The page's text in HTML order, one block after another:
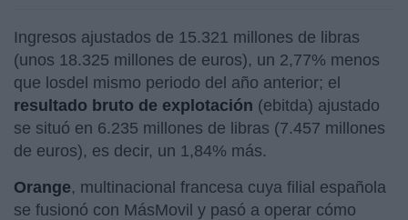
Ingresos ajustados de 15.321 millones de libras
(unos 18.325 millones de euros), un 2,77% menos
que losdel mismo periodo del año anterior; el
resultado bruto de explotación (ebitda) ajustado
se situó en 6.235 millones de libras (7.457 millones
de euros), es decir, un 1,84% más.
Orange, multinacional francesa cuya filial española
se fusionó con MásMovil y pasó a operar cómo